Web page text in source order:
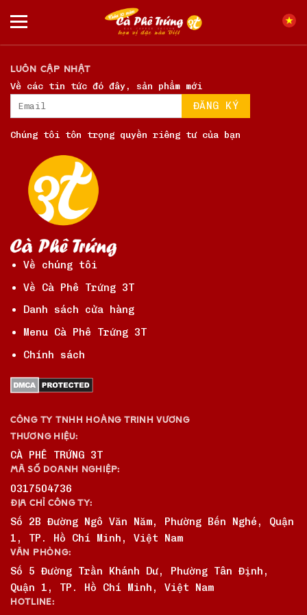
đếnKết nối với chúng tôi
LUÔN CẬP NHẬT
Về các tin tức đó đây, sản phẩm mới
Chúng tôi tôn trọng quyền riêng tư của bạn
Về chúng tôi
Về Cà Phê Trứng 3T
Danh sách cửa hàng
Menu Cà Phê Trứng 3T
Chính sách
CÔNG TY TNHH HOÀNG TRINH VƯƠNG
THƯƠNG HIỆU:
CÀ PHÊ TRỨNG 3T
MÃ SỐ DOANH NGHIỆP:
0317504736
ĐỊA CHỈ CÔNG TY:
Số 2B Đường Ngô Văn Năm, Phường Bến Nghé, Quận
1, TP. Hồ Chí Minh, Việt Nam
VĂN PHÒNG:
Số 5 Đường Trần Khánh Dư, Phường Tân Định,
Quận 1, TP. Hồ Chí Minh, Việt Nam
HOTLINE: